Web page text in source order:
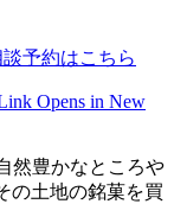
予約はこちら
Opens in New
然豊かなところや
の土地の銘菓を買